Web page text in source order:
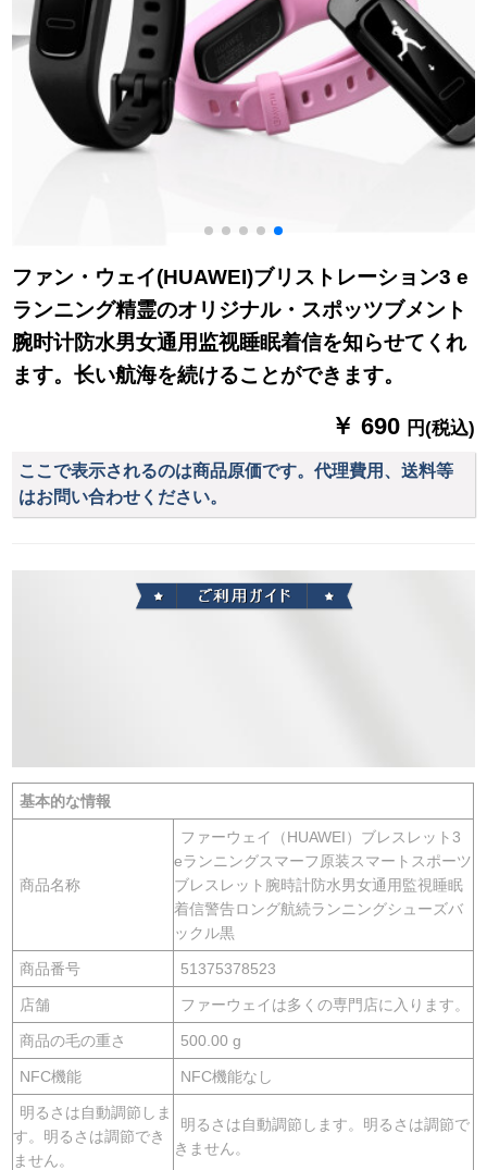
ファン・ウェイ(HUAWEI)ブリストレーション3 e
ランニング精霊のオリジナル・スポッツブメント
腕时计防水男女通用监视睡眠着信を知らせてくれ
ます。长い航海を続けることができます。
￥ 690 円(税込)
ここで表示されるのは商品原価です。代理費用、送料等
はお問い合わせください。
基本的な情報
商品名称
ファーウェイ（HUAWEI）ブレスレット3
eランニングスマーフ原装スマートスポーツ
ブレスレット腕時計防水男女通用監視睡眠
着信警告ロング航続ランニングシューズバ
ックル黒
商品番号 51375378523
店舗 ファーウェイは多くの専門店に入ります。
商品の毛の重さ 500.00 g
NFC機能 NFC機能なし
明るさは自動調節しま
す。明るさは調節でき
ません。
明るさは自動調節します。明るさは調節で
きません。